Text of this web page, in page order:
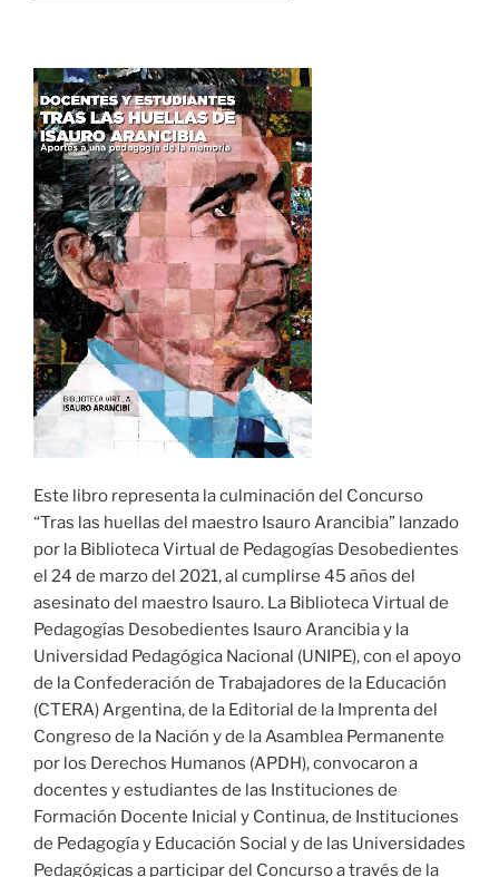
Este libro representa la culminación del Concurso
“Tras las huellas del maestro Isauro Arancibia” lanzado
por la Biblioteca Virtual de Pedagogías Desobedientes
el 24 de marzo del 2021, al cumplirse 45 años del
asesinato del maestro Isauro. La Biblioteca Virtual de
Pedagogías Desobedientes Isauro Arancibia y la
Universidad Pedagógica Nacional (UNIPE), con el apoyo
de la Confederación de Trabajadores de la Educación
(CTERA) Argentina, de la Editorial de la Imprenta del
Congreso de la Nación y de la Asamblea Permanente
por los Derechos Humanos (APDH), convocaron a
docentes y estudiantes de las Instituciones de
Formación Docente Inicial y Continua, de Instituciones
de Pedagogía y Educación Social y de las Universidades
Pedagógicas a participar del Concurso a través de la